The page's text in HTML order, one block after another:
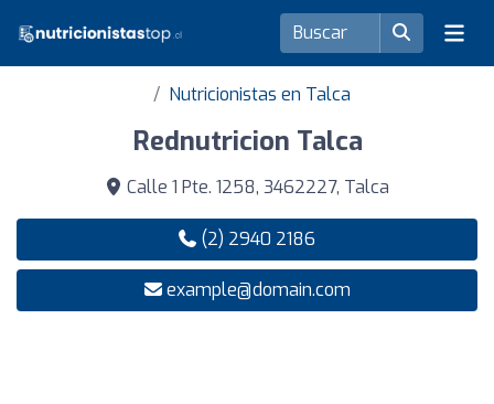
Nutricionistas en Talca
Rednutricion Talca
Calle 1 Pte. 1258, 3462227, Talca
(2) 2940 2186
example@domain.com